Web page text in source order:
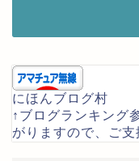
にほんブログ村
↑ブログランキング
がりますので、ご支